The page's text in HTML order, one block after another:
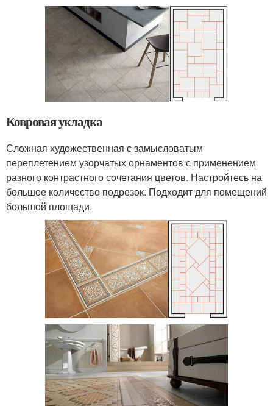
Ковровая укладка
Сложная художественная с замысловатым
переплетением узорчатых орнаментов с применением
разного контрастного сочетания цветов. Настройтесь на
большое количество подрезок. Подходит для помещений
большой площади.